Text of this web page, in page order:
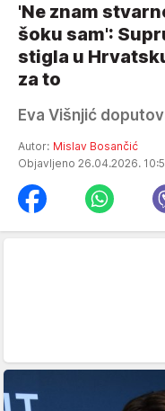
'Ne znam
šoku sam':
stigla u
za to
Eva Višnjić
Autor: Mislav Bosančić
Objavljeno 26.04.2026.